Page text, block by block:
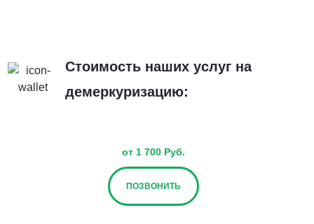
Стоимость наших услуг на
демеркуризацию:
от 1 700 Руб.
ПОЗВОНИТЬ